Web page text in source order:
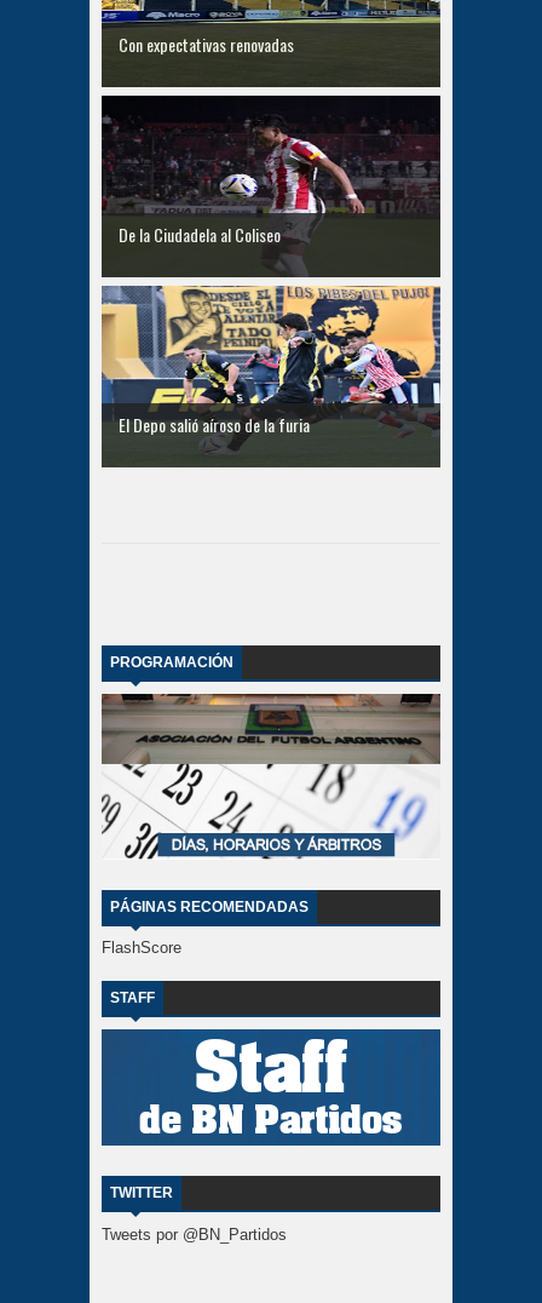
Con expectativas renovadas
De la Ciudadela al Coliseo
El Depo salió aíroso de la furia
PROGRAMACIÓN
PÁGINAS RECOMENDADAS
FlashScore
STAFF
TWITTER
Tweets por @BN_Partidos